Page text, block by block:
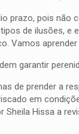
prazo, pois não
de ilusões, e
Vamos
garantir
de prender a
em
Sheila Hissa a